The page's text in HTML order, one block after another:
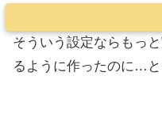
そういう設定ならもっ
るように作ったのに…